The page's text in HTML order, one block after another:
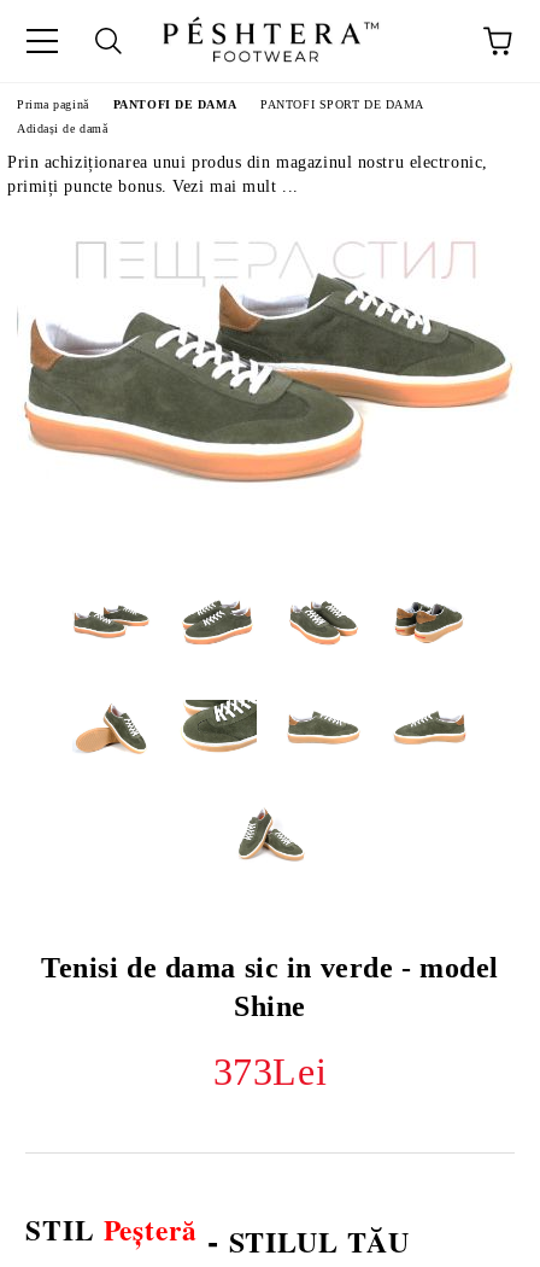
Prima pagină PANTOFI DE DAMA
PANTOFI SPORT DE DAMA
Adidași de damă
Prin achiziționarea unui produs din magazinul nostru electronic,
primiți puncte bonus. Vezi mai mult ...
Tenisi de dama sic in verde - model
Shine
373Lei
STIL Peșteră - STILUL TĂU